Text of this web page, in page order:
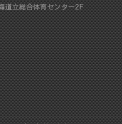
道立総合体育センター2F